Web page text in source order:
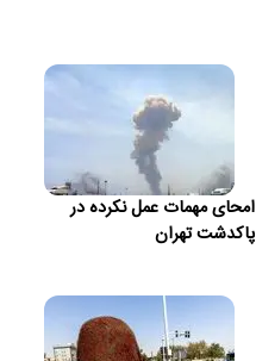
امحای مهمات عمل نکرده در
پاکدشت تهران